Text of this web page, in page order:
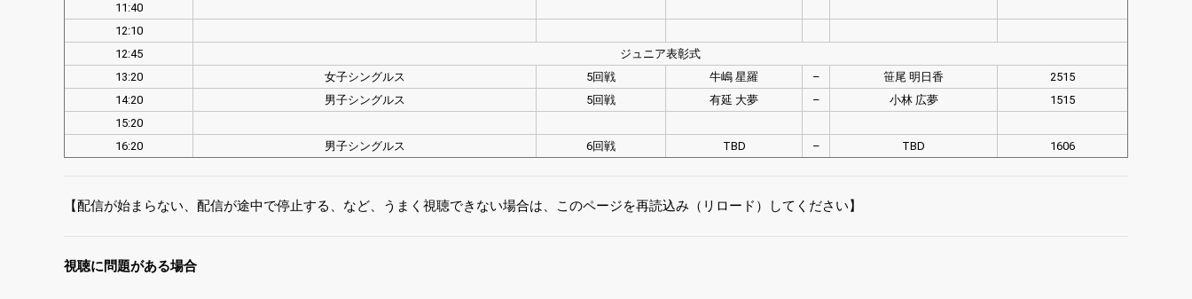
11:40
12:10
12:45
ジュニア表彰式
13:20
女子シングルス 5回戦 牛嶋 星羅 – 笹尾 明日香
2515
14:20
男子シングルス 5回戦 有延 大夢 – 小林 広夢
1515
15:20
16:20
男子シングルス 6回戦 TBD – TBD 1606
【配信が始まらない、配信が途中で停止する、など、うまく視聴できない場合は、このページを再読込み（リロード）してください】
視聴に問題がある場合